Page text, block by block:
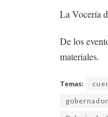
La Vocería
De los
materiales.
Temas: